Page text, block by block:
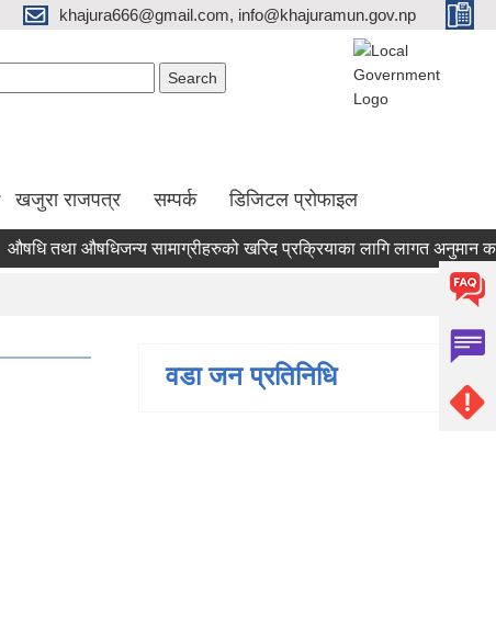
khajura666@gmail.com, info@khajuramun.gov.np
खजुरा राजपत्र सम्पर्क डिजिटल प्रोफाइल
तथा औषधिजन्य सामाग्रीहरुको खरिद प्रक्रियाका लागि लागत अनुमान कायम
वडा जन प्रतिनिधि